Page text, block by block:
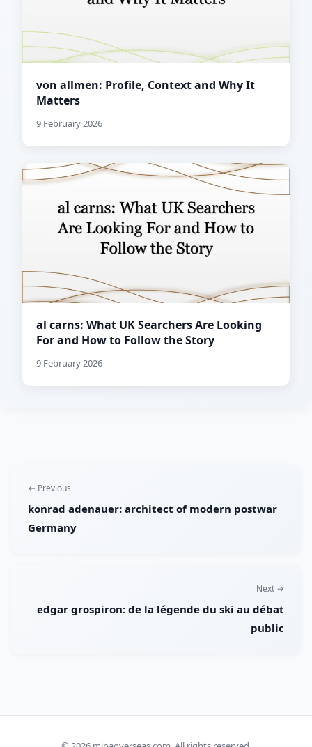
von allmen: Profile, Context and Why It
Matters
9 February 2026
al carns: What UK Searchers Are Looking
For and How to Follow the Story
9 February 2026
← Previous
konrad adenauer: architect of modern postwar
Germany
Next →
edgar grospiron: de la légende du ski au débat
public